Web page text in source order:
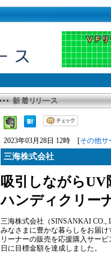
2023年03月28日 12時 [その他サ
三海株式会社
吸引しながらUV
ハンディクリー
三海株式会社（SINSANKAI CO.,
みなさまに豊かな暮らしをお届け
リーナーの販売を応援購入サービ
日に目標金額を達成しました。